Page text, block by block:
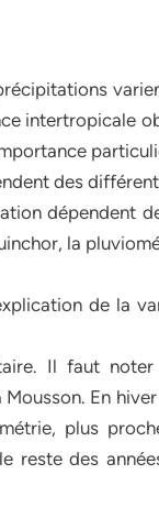
intertropicale
des
dépendent
la
de la
Il faut
En
plus
reste des